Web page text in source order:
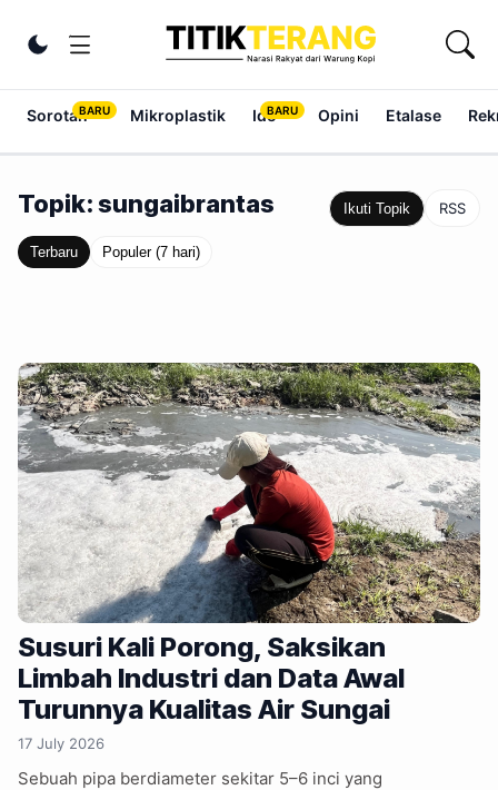
Ubah tema
Sorotan Mikroplastik Ide Opini Etalase
Topik: sungaibrantas Ikuti Topik RSS
Terbaru Populer (7 hari)
Susuri Kali Porong, Saksikan
Limbah Industri dan Data Awal
Turunnya Kualitas Air Sungai
17 July 2026
Sebuah pipa berdiameter sekitar 5–6 inci yang